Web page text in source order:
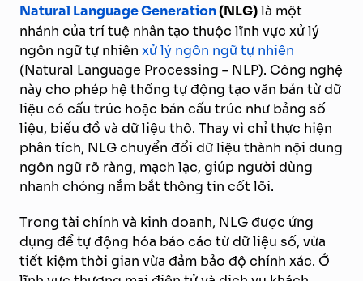
Natural Language Generation(NLG)là một
nhánh của trí tuệ nhân tạo thuộc lĩnh vực xử lý
ngôn ngữ tự nhiên xử lý ngôn ngữ tự nhiên
(Natural Language Processing – NLP). Công nghệ
này cho phép hệ thống tự động tạo văn bản từ dữ
liệu có cấu trúc hoặc bán cấu trúc như bảng số
liệu, biểu đồ và dữ liệu thô. Thay vì chỉ thực hiện
phân tích, NLG chuyển đổi dữ liệu thành nội dung
ngôn ngữ rõ ràng, mạch lạc, giúp người dùng
nhanh chóng nắm bắt thông tin cốt lõi.
Trong tài chính và kinh doanh, NLG được ứng
dụng để tự động hóa báo cáo từ dữ liệu số, vừa
tiết kiệm thời gian vừa đảm bảo độ chính xác. Ở